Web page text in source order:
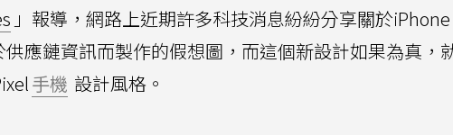
」報導，網路上近期許多科技消息紛紛分享關於
應鏈資訊而製作的假想圖，而這個新設計如果為真，
手機 設計風格。